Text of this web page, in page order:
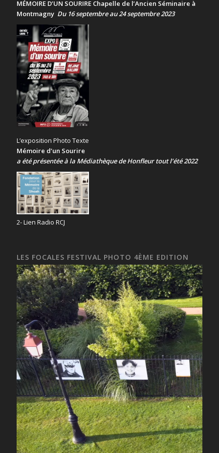
MÉMOIRE D’UN SOURIRE Chapelle de l’Ancien Séminaire à
Montmagny Du 16 septembre au 24 septembre 2023
L’exposition Photo Texte
Mémoire d’un Sourire
a été présentéeà la Médiathèque de Honfleur tout l’été 2022
2- Lien Radio RCJ
LES FOCALES FESTIVAL PHOTO 4ÈME EDITION